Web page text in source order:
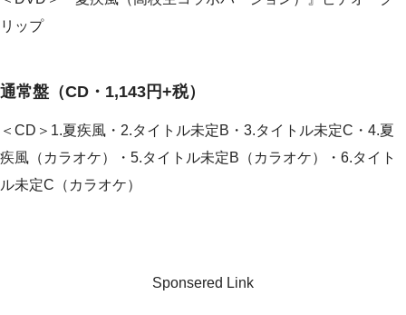
リップ
通常盤（CD・1,143円+税）
＜CD＞1.夏疾風・2.タイトル未定B・3.タイトル未定C・4.夏
疾風（カラオケ）・5.タイトル未定B（カラオケ）・6.タイト
ル未定C（カラオケ）
Sponsered Link